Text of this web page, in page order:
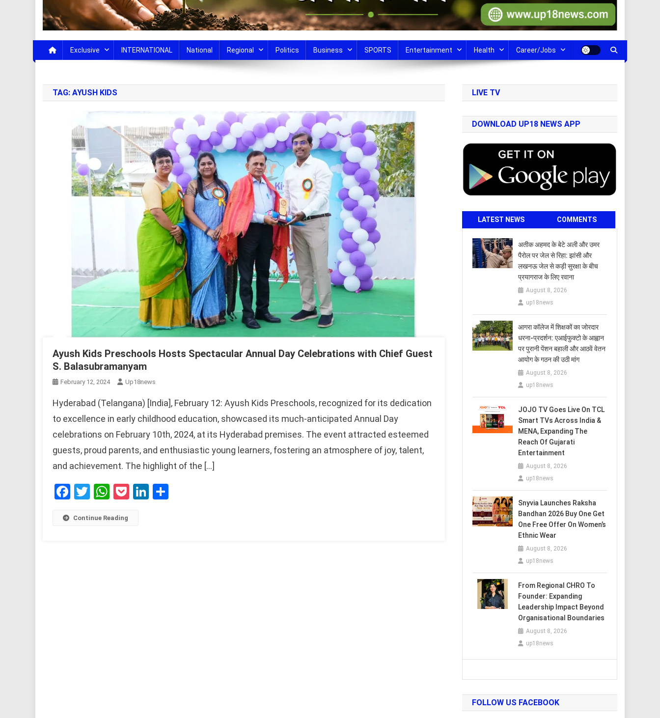
Exclusive INTERNATIONAL National Regional Politics Business SPORTS Entertainment Health Career/Jobs
TAG: AYUSH KIDS
Ayush Kids Preschools Hosts Spectacular Annual Day Celebrations with Chief Guest
S. Balasubramanyam
February 12, 2024 Up18news
Hyderabad (Telangana) [India], February 12: Ayush Kids Preschools, recognized for its dedication
to excellence in early childhood education, showcased its much-anticipated Annual Day
celebrations on February 10th, 2024, at its Hyderabad premises. The event attracted esteemed
guests, proud parents, and enthusiastic young learners, fostering an atmosphere of joy, talent,
and achievement. The highlight of the […]
Facebook
Twitter
WhatsApp
PocketLinkedIn
Continue Reading
LIVE TV
DOWNLOAD UP18 NEWS APP
LATEST NEWS COMMENTS
अतीक अहमद के बेटे अली और उमर
पैरोल पर जेल से रिहा: झांसी और
लखनऊ जेल से कड़ी सुरक्षा के बीच
प्रयागराज के लिए रवाना
August 8, 2026
up18news
आगरा कॉलेज में शिक्षकों का जोरदार
धरना-प्रदर्शन: एआईफुक्टो के आह्वान
पर पुरानी पेंशन बहाली और आठवें वेतन
आयोग के गठन की उठी मांग
August 8, 2026
up18news
JOJO TV Goes Live On TCL
Smart TVs Across India &
MENA, Expanding The
Reach Of Gujarati
Entertainment
August 8, 2026
up18news
Snyvia Launches Raksha
Bandhan 2026 Buy One Get
One Free Offer On Women’s
Ethnic Wear
August 8, 2026
up18news
From Regional CHRO To
Founder: Expanding
Leadership Impact Beyond
Organisational Boundaries
August 8, 2026
up18news
FOLLOW US FACEBOOK